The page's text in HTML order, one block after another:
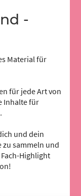
Material für
für jede Art von
Inhalte für
und dein
zu sammeln und
Highlight